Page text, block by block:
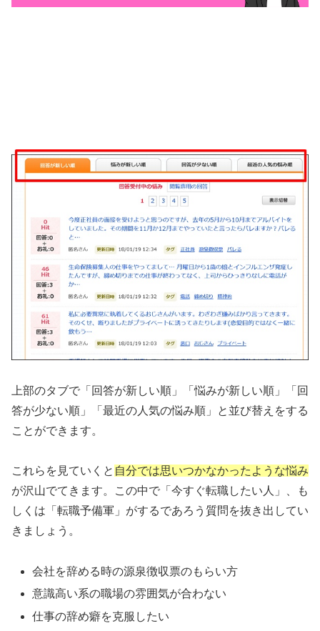
上部のタブで「回答が新しい順」「悩みが新しい順」「回
答が少ない順」「最近の人気の悩み順」と並び替えをする
ことができます。
これらを見ていくと 自分では思いつかなかったような悩み
が沢山でてきます。この中で「今すぐ転職したい人」、も
しくは「転職予備軍」がするであろう質問を抜き出してい
きましょう。
会社を辞める時の源泉徴収票のもらい方
意識高い系の職場の雰囲気が合わない
仕事の辞め癖を克服したい